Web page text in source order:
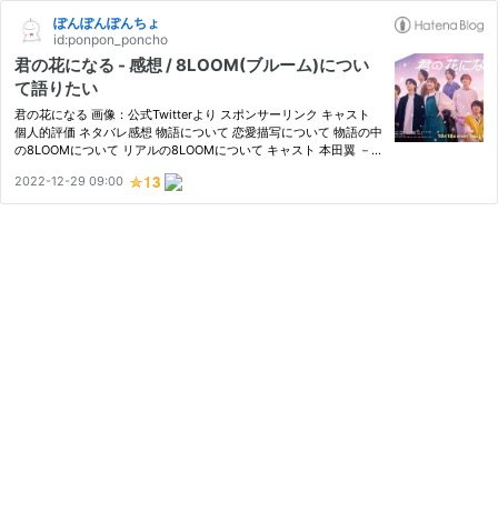
ぽんぽんぽんちょ
id:ponpon_poncho
君の花になる - 感想 / 8LOOM(ブルーム)につい
て語りたい
君の花になる 画像：公式Twitterより スポンサーリンク キャスト
個人的評価 ネタバレ感想 物語について 恋愛描写について 物語の中
の8LOOMについて リアルの8LOOMについて キャスト 本田翼 －
町有起哉八村倫太郎 － 一之瀬栄治森愁斗 － 桧山竜星NOA －…
2022-12-29 09:00